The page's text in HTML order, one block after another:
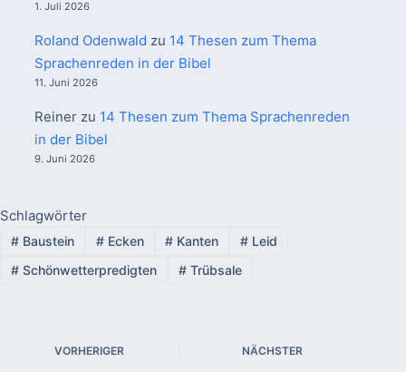
1. Juli 2026
Roland Odenwald zu 14 Thesen zum Thema
Sprachenreden in der Bibel
11. Juni 2026
Reinerzu 14 Thesen zum Thema Sprachenreden
in der Bibel
9. Juni 2026
Schlagwörter
#Baustein #Ecken # Kanten # Leid
#Schönwetterpredigten #Trübsale
VORHERIGER NÄCHSTER